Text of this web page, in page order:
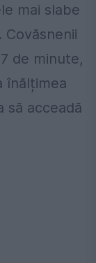
mai slabe
de minute,
înălțimea
să acceadă